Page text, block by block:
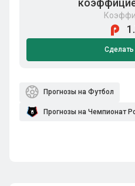
Сделать
Прогнозы на Футбол
Прогнозы на Чемпионат